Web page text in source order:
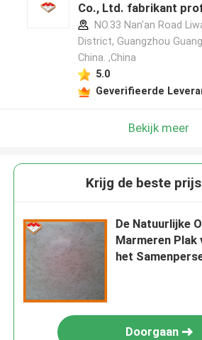
Co., Ltd. fabrikant
NO.33 Nan'an Road
District, Guangzhou
China. ,China
5.0
Geverifieerde
Bekijk meer
Krijg de beste
De Natuurlijke
Marmeren Plak
het
Doorgaan